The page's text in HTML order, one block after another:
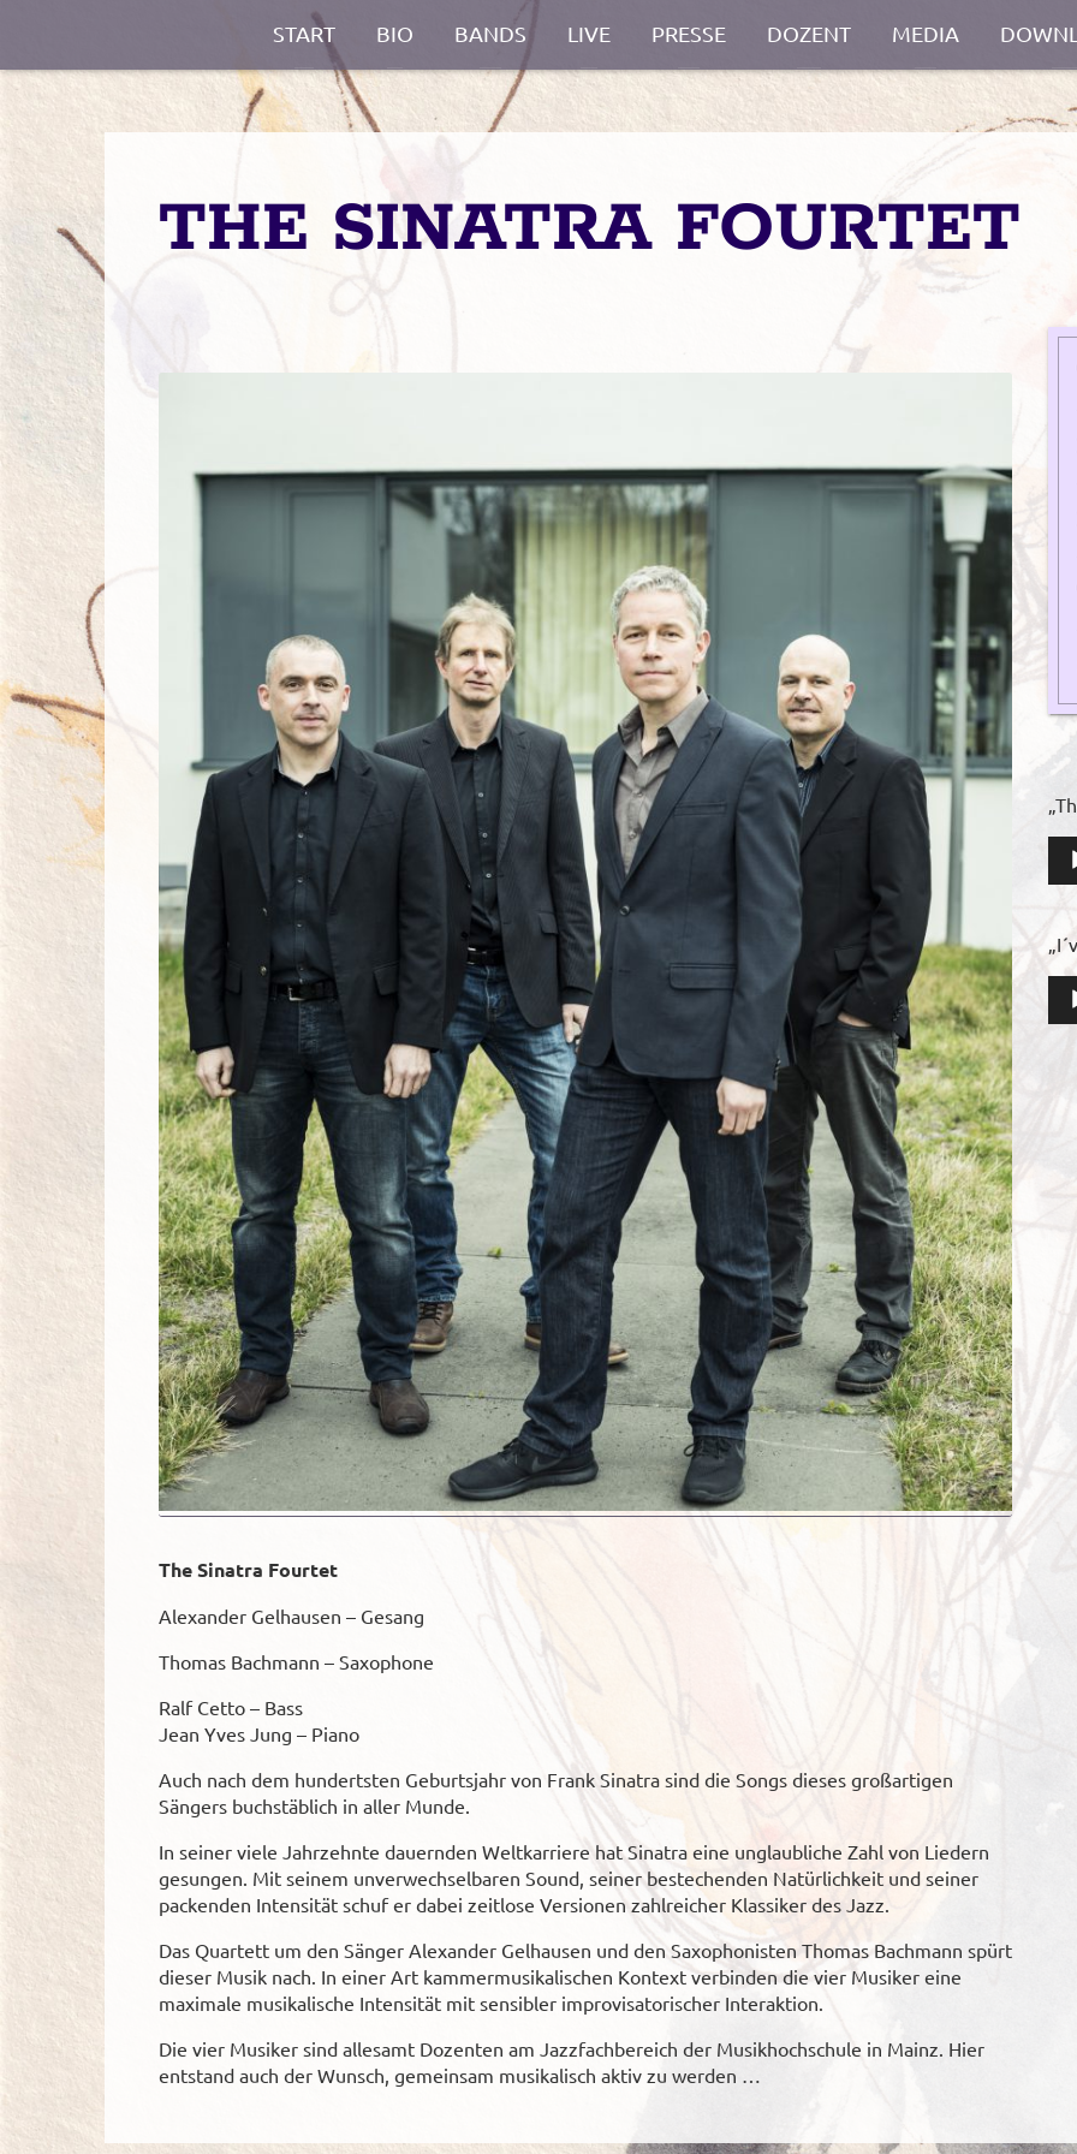
START BIO BANDS LIVE PRESSE DOZENT MEDIA
THE SINATRA FOURTET
The Sinatra Fourtet
Alexander Gelhausen – Gesang
Thomas Bachmann – Saxophone
Ralf Cetto – Bass
Jean Yves Jung – Piano
Auch nach dem hundertsten Geburtsjahr von Frank Sinatra sind die Songs dieses großartigen
Sängers buchstäblich in aller Munde.
In seiner viele Jahrzehnte dauernden Weltkarriere hat Sinatra eine unglaubliche Zahl von Liedern
gesungen. Mit seinem unverwechselbaren Sound, seiner bestechenden Natürlichkeit und seiner
packenden Intensität schuf er dabei zeitlose Versionen zahlreicher Klassiker des Jazz.
Das Quartett um den Sänger Alexander Gelhausen und den Saxophonisten Thomas Bachmann spürt
dieser Musik nach. In einer Art kammermusikalischen Kontext verbinden die vier Musiker eine
maximale musikalische Intensität mit sensibler improvisatorischer Interaktion.
Die vier Musiker sind allesamt Dozenten am Jazzfachbereich der Musikhochschule in Mainz. Hier
entstand auch der Wunsch, gemeinsam musikalisch aktiv zu werden …